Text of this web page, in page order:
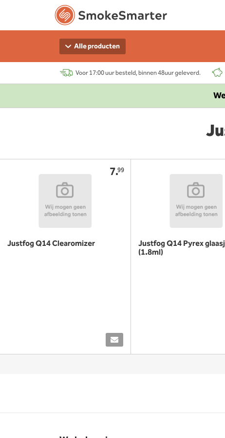
Alle producten
Voor 17:00 uur besteld, binnen 48uur geleverd.
7.99
Justfog Q14 Clearomizer Justfog Q14 Pyrex
(1.8ml)